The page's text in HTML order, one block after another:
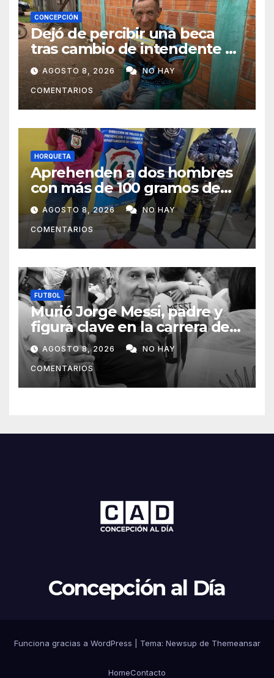
CONCEPCIÓN
Dejó de percibir una beca
tras cambio de intendente y
ahora vende caramelos para
subsistir
AGOSTO 8, 2026 NO HAY
COMENTARIOS
HORQUETA
Aprehenden a dos hombres
con más de 100 gramos de
supuesta marihuana en
Horqueta
AGOSTO 8, 2026 NO HAY
COMENTARIOS
FUTBOL
Murió Jorge Messi, padre y
figura clave en la carrera de
Lionel Messi
AGOSTO 8, 2026 NO HAY
COMENTARIOS
Concepción al Día
Funciona gracias a WordPress Tema: Newsup de Themeansar
HomeContacto